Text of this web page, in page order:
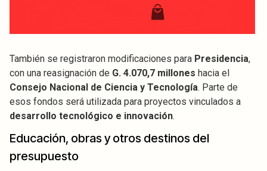
También se registraron modificaciones para Presidencia,
con una reasignación de G. 4.070,7 millones hacia el
Consejo Nacional de Ciencia y Tecnología. Parte de
esos fondos será utilizada para proyectos vinculados a
desarrollo tecnológico e innovación.
Educación, obras y otros destinos del
presupuesto